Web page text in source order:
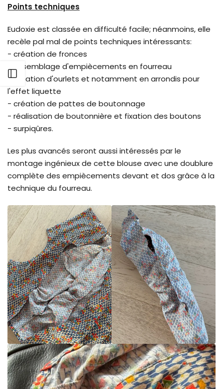
Points techniques
Eudoxie est classée en difficulté facile; néanmoins, elle
recèle pal mal de points techniques intéressants:
- création de fronces
- assemblage d'empiècements en fourreau
- création d'ourlets et notamment en arrondis pour
l'effet liquette
- création de pattes de boutonnage
- réalisation de boutonnière et fixation des boutons
- surpiqûres.
Les plus avancés seront aussi intéressés par le
montage ingénieux de cette blouse avec une doublure
complète des empiècements devant et dos grâce à la
technique du fourreau.
Ouvrir barre latérale